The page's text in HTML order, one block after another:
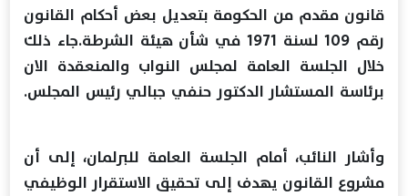
قانون مقدم من الحكومة بتعديل بعض أحكام القانون
رقم 109 لسنة 1971 في شأن هيئة الشرطة.جاء ذلك
خلال الجلسة العامة لمجلس النواب والمنعقدة الان
برئاسة المستشار الدكتور حنفي جبالي رئيس المجلس.
وأشار النائب، أمام الجلسة العامة للبرلمان، إلى أن
مشروع القانون يهدف إلى تحقيق الاستقرار الوظيفي